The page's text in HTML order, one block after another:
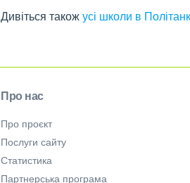
Дивіться такожусі школи в
Про нас
Про проєкт
Послуги сайту
Статистика
Партнерська програма